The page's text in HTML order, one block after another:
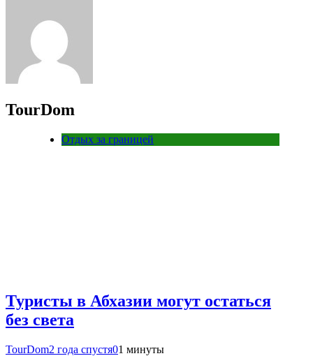
TourDom
Отдых за границей
Туристы в Абхазии могут остаться
без света
TourDom2 года спустя01 минуты